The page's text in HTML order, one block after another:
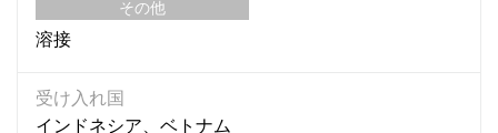
その他
溶接
受け入れ国
インドネシア、ベトナム